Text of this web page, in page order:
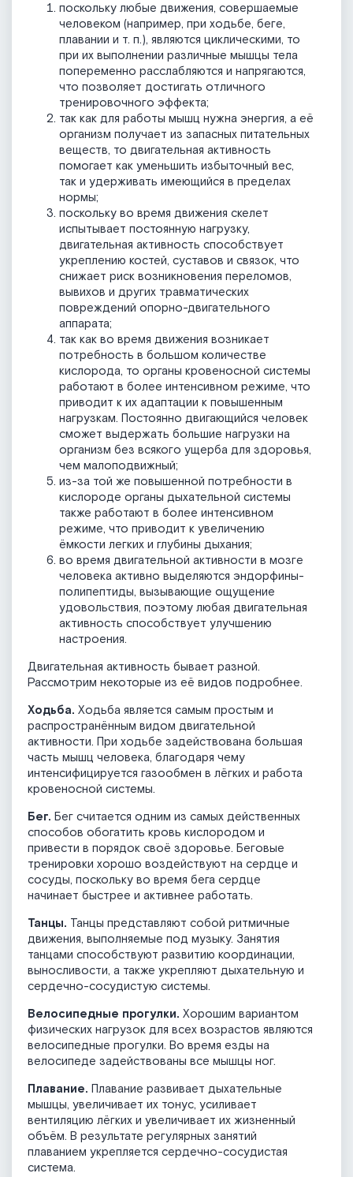
поскольку любые движения, совершаемые
человеком (например, при ходьбе, беге,
плавании и т. п.), являются циклическими, то
при их выполнении различные мышцы тела
попеременно расслабляются и напрягаются,
что позволяет достигать отличного
тренировочного эффекта;
так как для работы мышц нужна энергия, а её
организм получает из запасных питательных
веществ, то двигательная активность
помогает как уменьшить избыточный вес,
так и удерживать имеющийся в пределах
нормы;
поскольку во время движения скелет
испытывает постоянную нагрузку,
двигательная активность способствует
укреплению костей, суставов и связок, что
снижает риск возникновения переломов,
вывихов и других травматических
повреждений опорно-двигательного
аппарата;
так как во время движения возникает
потребность в большом количестве
кислорода, то органы кровеносной системы
работают в более интенсивном режиме, что
приводит к их адаптации к повышенным
нагрузкам. Постоянно двигающийся человек
сможет выдержать большие нагрузки на
организм без всякого ущерба для здоровья,
чем малоподвижный;
из-за той же повышенной потребности в
кислороде органы дыхательной системы
также работают в более интенсивном
режиме, что приводит к увеличению
ёмкости легких и глубины дыхания;
во время двигательной активности в мозге
человека активно выделяются эндорфины-
полипептиды, вызывающие ощущение
удовольствия, поэтому любая двигательная
активность способствует улучшению
настроения.
Двигательная активность бывает разной.
Рассмотрим некоторые из её видов подробнее.
Ходьба. Ходьба является самым простым и
распространённым видом двигательной
активности. При ходьбе задействована большая
часть мышц человека, благодаря чему
интенсифицируется газообмен в лёгких и работа
кровеносной системы.
Бег. Бег считается одним из самых действенных
способов обогатить кровь кислородом и
привести в порядок своё здоровье. Беговые
тренировки хорошо воздействуют на сердце и
сосуды, поскольку во время бега сердце
начинает быстрее и активнее работать.
Танцы. Танцы представляют собой ритмичные
движения, выполняемые под музыку. Занятия
танцами способствуют развитию координации,
выносливости, а также укрепляют дыхательную и
сердечно-сосудистую системы.
Велосипедные прогулки. Хорошим вариантом
физических нагрузок для всех возрастов являются
велосипедные прогулки. Во время езды на
велосипеде задействованы все мышцы ног.
Плавание. Плавание развивает дыхательные
мышцы, увеличивает их тонус, усиливает
вентиляцию лёгких и увеличивает их жизненный
объём. В результате регулярных занятий
плаванием укрепляется сердечно-сосудистая
система.